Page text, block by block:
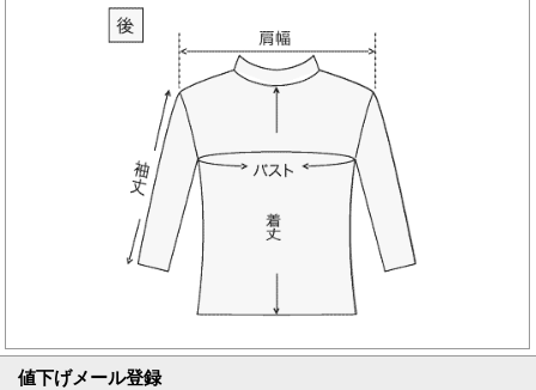
値下げメール登録